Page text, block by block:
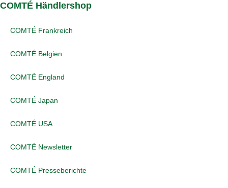
COMTÉ Händlershop
COMTÉ Frankreich
COMTÉ Belgien
COMTÉ England
COMTÉ Japan
COMTÉ USA
COMTÉ Newsletter
COMTÉ Presseberichte